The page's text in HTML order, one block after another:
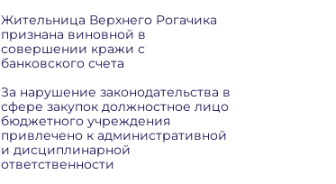
Жительница Верхнего Рогачика
признана виновной в
совершении кражи с
банковского счета
За нарушение законодательства в
сфере закупок должностное лицо
бюджетного учреждения
привлечено к административной
и дисциплинарной
ответственности